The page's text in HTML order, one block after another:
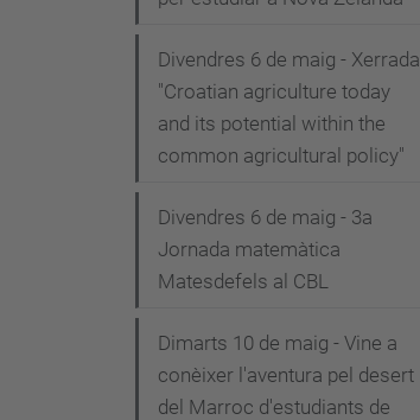
Divendres 6 de maig - Xerrada
"Croatian agriculture today
and its potential within the
common agricultural policy"
Divendres 6 de maig - 3a
Jornada matemàtica
Matesdefels al CBL
Dimarts 10 de maig - Vine a
conèixer l'aventura pel desert
del Marroc d'estudiants de